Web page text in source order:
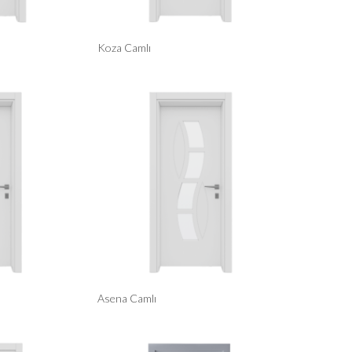
Koza Camlı
Asena Camlı